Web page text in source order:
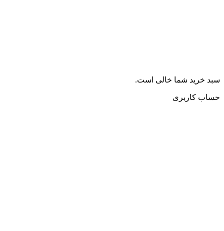
سبد خرید شما خالی است.
حساب کاربری